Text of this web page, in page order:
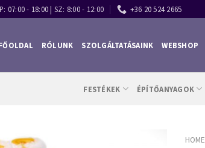
07:00 - 18:00 | SZ: 8:00 - 12:00 +36 20 524 2665
RÓLUNK SZOLGÁLTATÁSAINK WEBSHOP
FESTÉKEK ÉPÍTŐANYAGOK
HOME